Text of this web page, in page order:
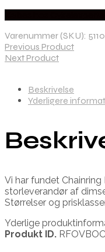
Varenummer (SKU):
Previous Product
Next Product
Beskrivelse
Yderligere
Vi har fundet
storleverandør af
Størrelser og
Yderlige
Produkt ID.